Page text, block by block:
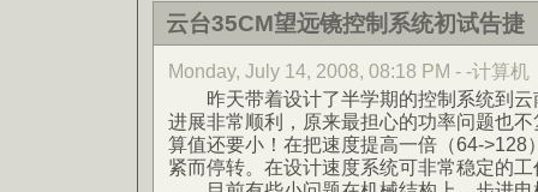
云台35CM望远镜控制系统初试告捷
Monday, July 14, 2008, 08:18 PM - -计算机
昨天带着设计了半学期的控制系统到云
进展非常顺利，原来最担心的功率问题也
算值还要小！在把速度提高一倍（64->128
紧而停转。在设计速度系统可非常稳定的工